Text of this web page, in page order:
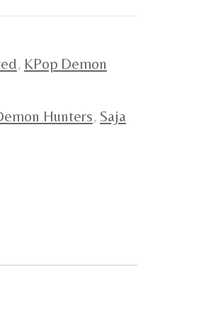
, KPop Demon
Hunters, Saja